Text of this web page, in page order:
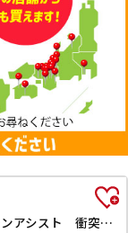
ETC ナビ TV クリアランスソナー レーンアシスト 衝突被害軽減システム オートライト スマートキー アイドリングストップ 電動格納ミラー シートヒーター ベンチシート CVT ESC CD